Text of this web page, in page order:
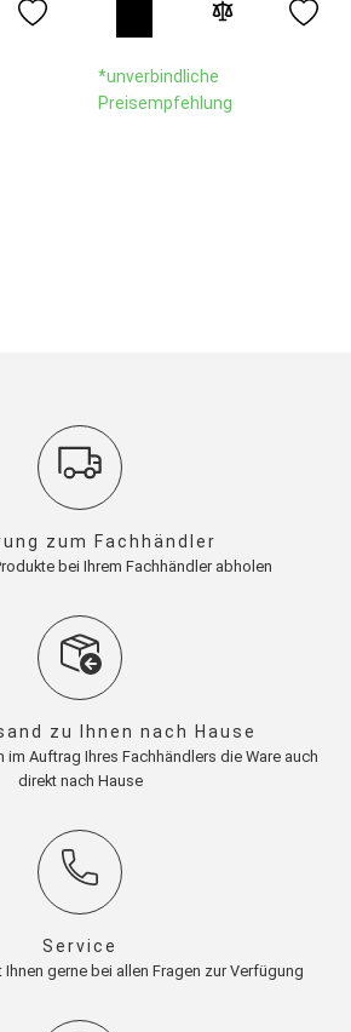
*unverbindliche
Preisempfehlung
zum Fachhändler
bei Ihrem Fachhändler abholen
zu Ihnen nach Hause
im Auftrag Ihres Fachhändlers die Ware auch
direkt nach Hause
Service
Ihnen gerne bei allen Fragen zur Verfügung